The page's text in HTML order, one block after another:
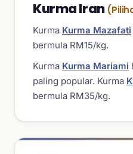
Kurma Iran
Kurma Kurma Mazafati
bermula RM15/kg.
Kurma Kurma Mariami
paling popular. Kurma
bermula RM35/kg.